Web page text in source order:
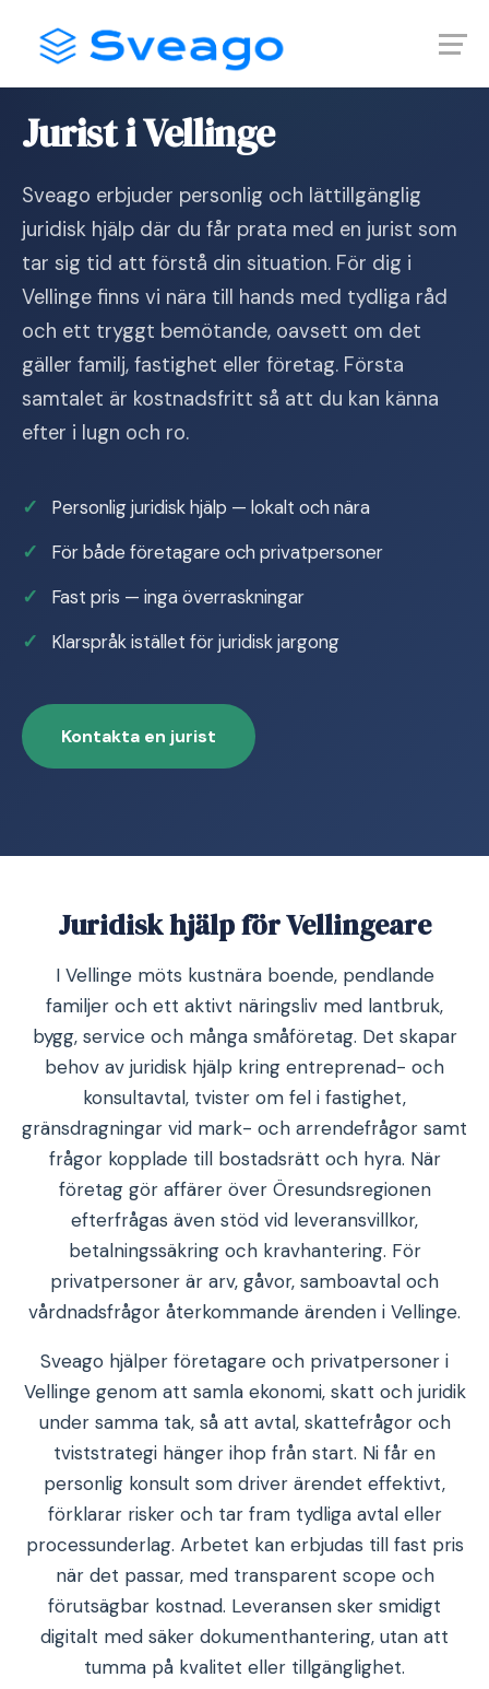
content
Jurist i Vellinge
Sveago erbjuder personlig och lättillgänglig
juridisk hjälp där du får prata med en jurist som
tar sig tid att förstå din situation. För dig i
Vellinge finns vi nära till hands med tydliga råd
och ett tryggt bemötande, oavsett om det
gäller familj, fastighet eller företag. Första
samtalet är kostnadsfritt så att du kan känna
efter i lugn och ro.
Personlig juridisk hjälp — lokalt och nära
För både företagare och privatpersoner
Fast pris — inga överraskningar
Klarspråk istället för juridisk jargong
Kontakta en jurist
Juridisk hjälp för Vellingeare
I Vellinge möts kustnära boende, pendlande
familjer och ett aktivt näringsliv med lantbruk,
bygg, service och många småföretag. Det skapar
behov av juridisk hjälp kring entreprenad- och
konsultavtal, tvister om fel i fastighet,
gränsdragningar vid mark- och arrendefrågor samt
frågor kopplade till bostadsrätt och hyra. När
företag gör affärer över Öresundsregionen
efterfrågas även stöd vid leveransvillkor,
betalningssäkring och kravhantering. För
privatpersoner är arv, gåvor, samboavtal och
vårdnadsfrågor återkommande ärenden i Vellinge.
Sveago hjälper företagare och privatpersoner i
Vellinge genom att samla ekonomi, skatt och juridik
under samma tak, så att avtal, skattefrågor och
tviststrategi hänger ihop från start. Ni får en
personlig konsult som driver ärendet effektivt,
förklarar risker och tar fram tydliga avtal eller
processunderlag. Arbetet kan erbjudas till fast pris
när det passar, med transparent scope och
förutsägbar kostnad. Leveransen sker smidigt
digitalt med säker dokumenthantering, utan att
tumma på kvalitet eller tillgänglighet.